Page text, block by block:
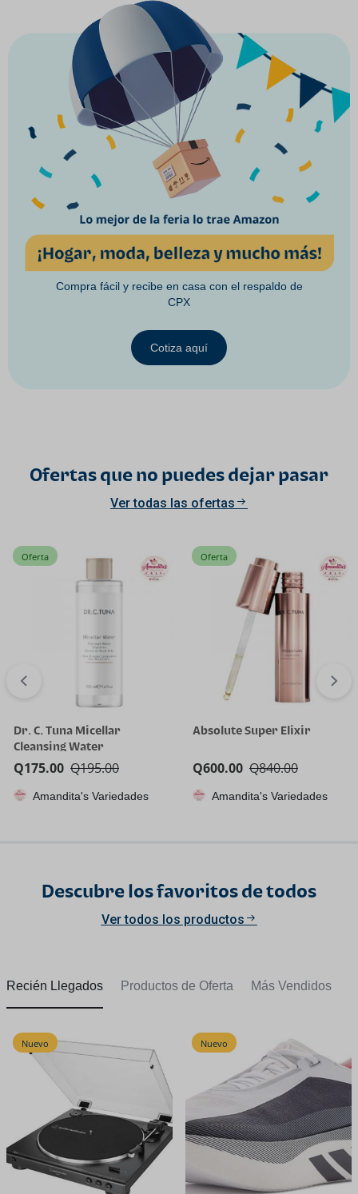
Compra fácil y recibe en casa con el respaldo de
CPX
Cotiza aquí
Ofertas que no puedes dejar pasar
Ver todas las ofertas
Oferta
Dr. C. Tuna Micellar
Cleansing Water
Q195.00
Q175.00
Amandita's Variedades
Oferta
Absolute Super Elixir
Q840.00
Q600.00
Amandita's Variedades
Descubre los favoritos de todos
Ver todos los productos
Recién Llegados Productos de Oferta Más Vendidos
Nuevo Nuevo